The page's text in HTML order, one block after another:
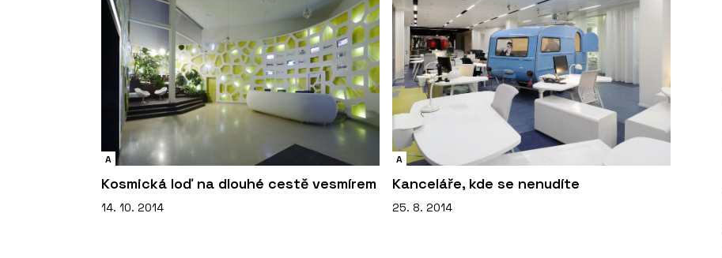
A
Kosmická loď na dlouhé cestě vesmírem
14. 10. 2014
A
Kanceláře, kde se nenudíte
25. 8. 2014